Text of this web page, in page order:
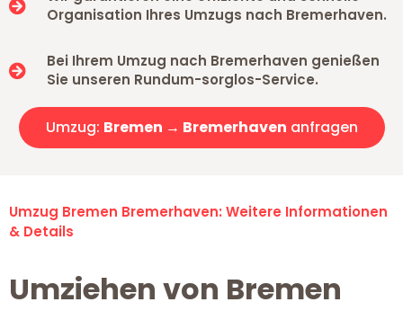
Organisation Ihres Umzugs nach Bremerhaven.
Bei Ihrem Umzug nach Bremerhaven genießen
Sie unseren Rundum-sorglos-Service.
Umzug: Bremen → Bremerhaven anfragen
Umzug Bremen Bremerhaven: Weitere Informationen
& Details
Umziehen von Bremen